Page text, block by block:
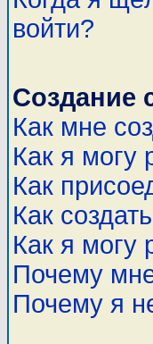
войти?
Создание
Как мне
Как я могу
Как
Как
Как я могу
Почему
Почему я